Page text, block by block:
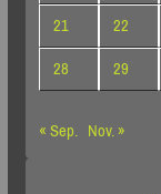
21
22
28
29
« Sep. Nov. »